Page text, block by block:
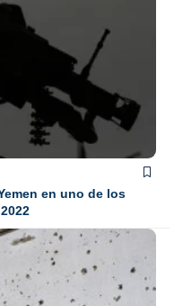
en uno de los